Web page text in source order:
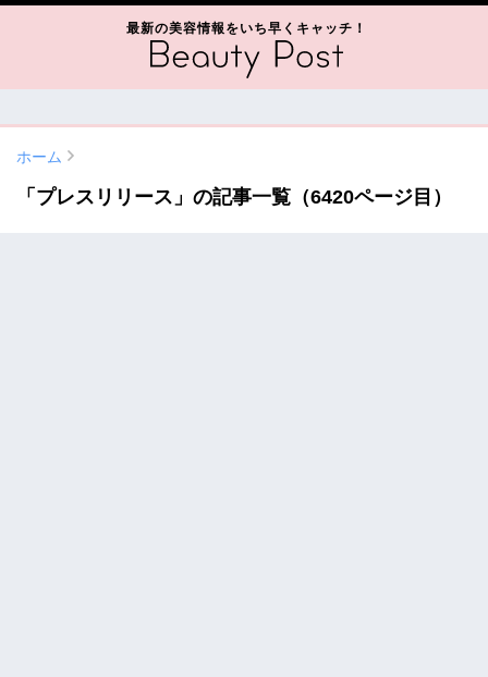
最新の美容情報をいち早くキャッチ！
ホーム
「プレスリリース」の記事一覧（6420ページ目）